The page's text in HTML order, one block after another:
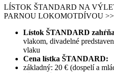
LÍSTOK ŠTANDARD NA
PARNOU LOKOMOTDÍVOU >>
Lístok ŠTANDARD
vlakom, divadelné
vlaku
Cena lístka ŠTANDARD:
základný: 20 € (dospelí a